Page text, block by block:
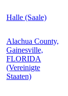
Halle (Saale)
Alachua County,
Gainesville,
FLORIDA
(Vereinigte
Staaten)